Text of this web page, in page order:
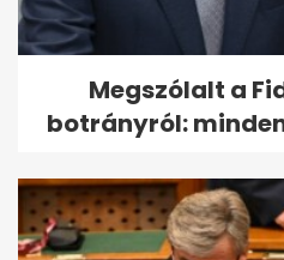
Megszólalt a
botrányról: